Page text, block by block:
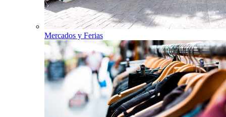
Mercados y Ferias